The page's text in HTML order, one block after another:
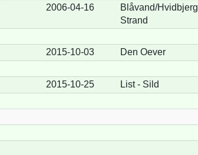
2006-04-16
Blåvand/Hvidbjerg
Strand
2015-10-03 Den Oever
2015-10-25 List - Sild